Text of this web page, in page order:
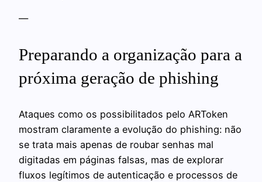
—
Preparando a organização para a
próxima geração de phishing
Ataques como os possibilitados pelo ARToken
mostram claramente a evolução do phishing: não
se trata mais apenas de roubar senhas mal
digitadas em páginas falsas, mas de explorar
fluxos legítimos de autenticação e processos de